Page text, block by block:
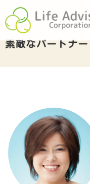
素敵なパートナー